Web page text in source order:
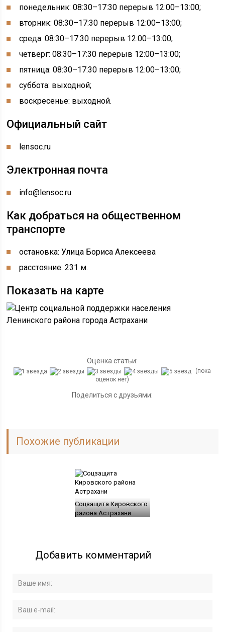
понедельник: 08:30–17:30 перерыв 12:00–13:00;
вторник: 08:30–17:30 перерыв 12:00–13:00;
среда: 08:30–17:30 перерыв 12:00–13:00;
четверг: 08:30–17:30 перерыв 12:00–13:00;
пятница: 08:30–17:30 перерыв 12:00–13:00;
суббота: выходной;
воскресенье: выходной.
Официальный сайт
lensoc.ru
Электронная почта
info@lensoc.ru
Как добраться на общественном
транспорте
остановка: Улица Бориса Алексеева
расстояние: 231 м.
Показать на карте
Оценка статьи:
(пока
оценок нет)
Поделиться с друзьями:
Похожие публикации
Соцзащита Кировского
района Астрахани
Добавить комментарий